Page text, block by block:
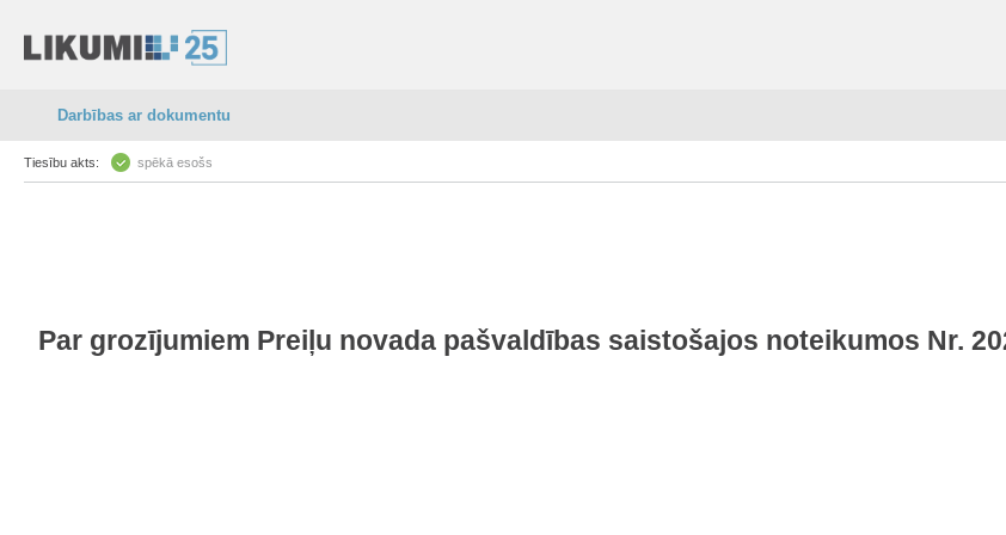
Darbības ar dokumentu
Tiesību akts: spēkā esošs
Par grozījumiem Preiļu novada pašvaldības saistošajos noteikumos Nr.